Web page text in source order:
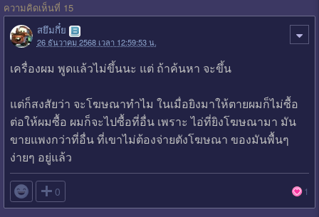
ความคิดเห็นที่ 15
สยึมกึ๋ย
26 ธันวาคม 2568 เวลา 12:59:53 น.
เครื่องผม พูดแล้วไม่ขึ้นนะ แต่ ถ้าค้นหา จะขึ้น
แต่ก็สงสัยว่า จะโฆษณาทำไม ในเมื่อยิงมาให้ตายผมก็ไม่ซื้อ
ต่อให้ผมซื้อ ผมก็จะไปซื้อที่อื่น เพราะ ไอ่ที่ยิงโฆษณามา มัน
ขายแพงกว่าที่อื่น ที่เขาไม่ต้องจ่ายตังโฆษณา ของมันพื้นๆ
ง่ายๆ อยู่แล้ว
 0 1